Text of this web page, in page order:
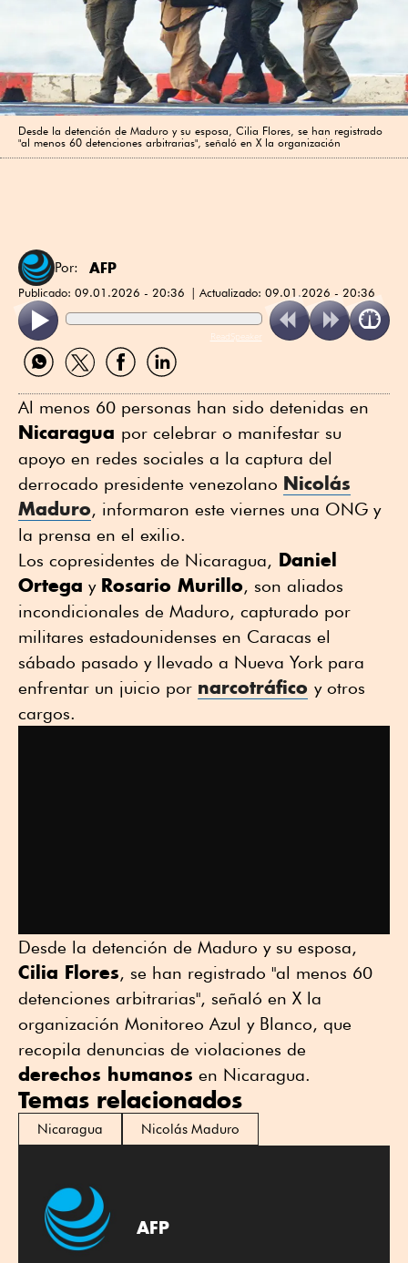
Desde la detención de Maduro y su esposa, Cilia Flores, se han registrado
"al menos 60 detenciones arbitrarias", señaló en X la organización
Por: AFP
Publicado: 09.01.2026 - 20:36 Actualizado: 09.01.2026 - 20:36
ReadSpeaker
Compartir
por
Compartir
por
Compartir
por
Compartir
por
Al menos 60 personas han sido detenidas en
Nicaragua por celebrar o manifestar su
apoyo en redes sociales a la captura del
derrocado presidente venezolano Nicolás
Maduro, informaron este viernes una ONG y
la prensa en el exilio.
Los copresidentes de Nicaragua, Daniel
Ortega y Rosario Murillo, son aliados
incondicionales de Maduro, capturado por
militares estadounidenses en Caracas el
sábado pasado y llevado a Nueva York para
enfrentar un juicio por narcotráfico y otros
cargos.
Desde la detención de Maduro y su esposa,
Cilia Flores, se han registrado "al menos 60
detenciones arbitrarias", señaló en X la
organización Monitoreo Azul y Blanco, que
recopila denuncias de violaciones de
derechos humanos en Nicaragua.
Temas relacionados
Nicaragua Nicolás Maduro
AFP